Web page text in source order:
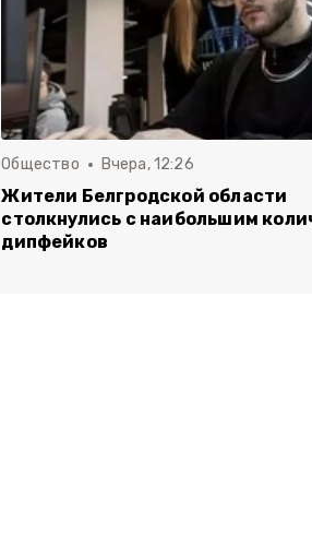
Общество Вчера, 12:26
Жители Белгродской области
столкнулись с наибольшим
дипфейков